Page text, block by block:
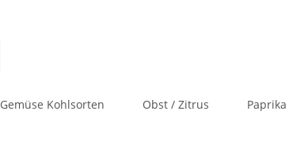
Gemüse Kohlsorten Obst / Zitrus Paprika